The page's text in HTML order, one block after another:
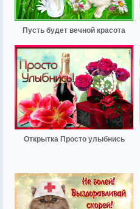
Пусть будет вечной красота
Открытка Просто улыбнись